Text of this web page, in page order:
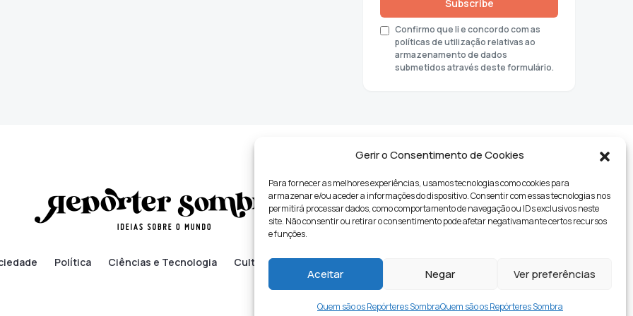
Gerir o Consentimento de Cookies
Para fornecer as melhores experiências, usamos tecnologias como cookies para
armazenar e/ou aceder a informações do dispositivo. Consentir com essas tecnologias nos
permitirá processar dados, como comportamento de navegação ou IDs exclusivos neste
site. Não consentir ou retirar o consentimento pode afetar negativamante certos recursos
e funções.
Aceitar Negar Ver preferências
Quem são os Repórteres SombraQuem são os Repórteres Sombra
Subscribe
Confirmo que li e concordo com as
políticas de utilização relativas ao
armazenamento de dados
submetidos através deste formulário.
Política Ciências e Tecnologia Cultura Lifestyle